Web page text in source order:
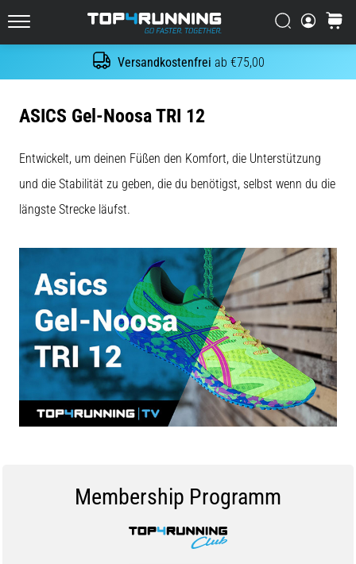
Versandkostenfrei ab €75,00
Suchen
tut
sich!
Welche
bietet
es,
Lesedauer 6 min
Run
und
Beep-
Test:
Was
steckt
ASICS Gel-Noosa TRI 12
Entwickelt, um deinen Füßen den Komfort, die Unterstützung
und die Stabilität zu geben, die du benötigst, selbst wenn du die
längste Strecke läufst.
Membership Programm